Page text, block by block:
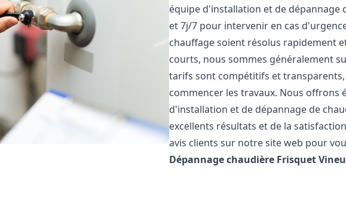
équipe d'installation et de dépannage
et 7j/7 pour intervenir en cas
chauffage soient résolus rapidement
courts, nous sommes généralement
tarifs sont compétitifs et
commencer les travaux. Nous offrons
d'installation et de dépannage de
excellents résultats et de la
avis clients sur notre site web pour
Dépannage chaudière Frisquet